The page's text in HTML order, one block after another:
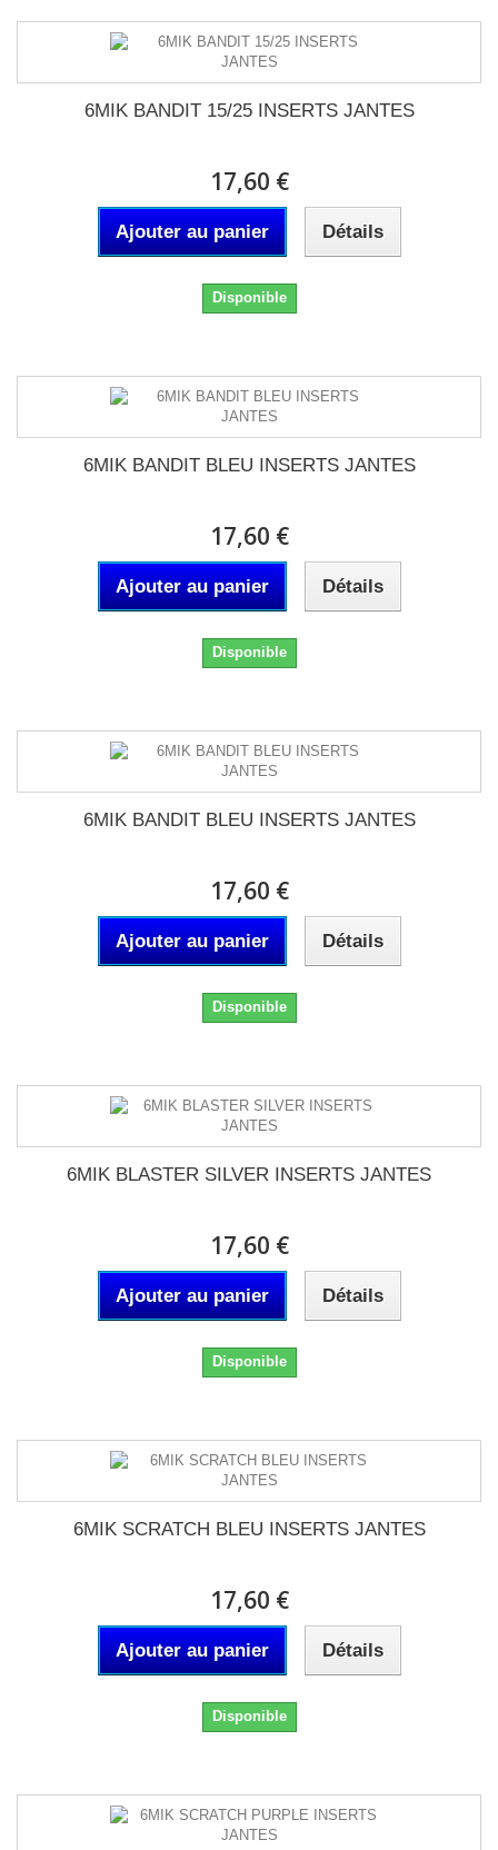
6MIK BANDIT 15/25 INSERTS JANTES
17,60 €
Ajouter au panier Détails
Disponible
6MIK BANDIT BLEU INSERTS JANTES
17,60 €
Ajouter au panier Détails
Disponible
6MIK BANDIT BLEU INSERTS JANTES
17,60 €
Ajouter au panier Détails
Disponible
6MIK BLASTER SILVER INSERTS JANTES
17,60 €
Ajouter au panier Détails
Disponible
6MIK SCRATCH BLEU INSERTS JANTES
17,60 €
Ajouter au panier Détails
Disponible